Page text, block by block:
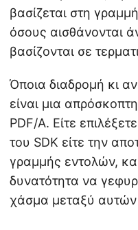
βασίζεται στη
όσους αισθάνονται
βασίζονται σε
Όποια διαδρομή κι
είναι μια
PDF/A. Είτε
του SDK είτε την
γραμμής εντολών,
δυνατότητα να
χάσμα μεταξύ